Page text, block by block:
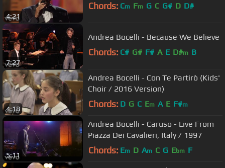
4:21
Chords: Cm Fm G C G# D D#
7:27
Andrea Bocelli - Because We Believe
Chords: C# G# F# A E D#m B
4:18
Andrea Bocelli - Con Te Partirò (Kids'
Choir / 2016 Version)
Chords: D G C Em A E F#m
5:11
Andrea Bocelli - Caruso - Live From
Piazza Dei Cavalieri, Italy / 1997
Chords: Em D Am C G Ebm F